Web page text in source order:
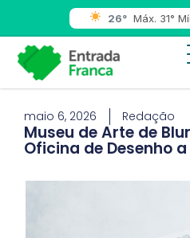
26° Máx. 31°
maio 6, 2026 Redação
Museu de Arte de
Oficina de Desenho